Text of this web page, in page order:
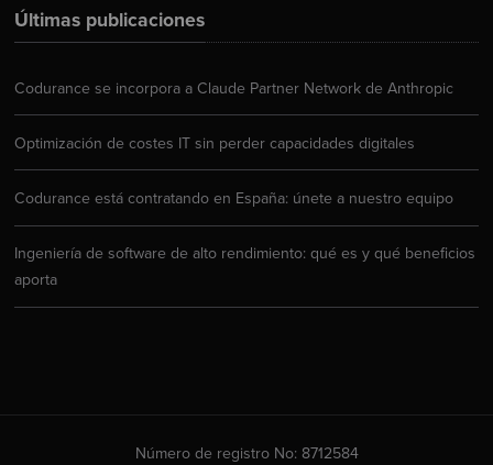
Últimas publicaciones
Codurance se incorpora a Claude Partner Network de Anthropic
Optimización de costes IT sin perder capacidades digitales
Codurance está contratando en España: únete a nuestro equipo
Ingeniería de software de alto rendimiento: qué es y qué beneficios
aporta
Número de registro No: 8712584